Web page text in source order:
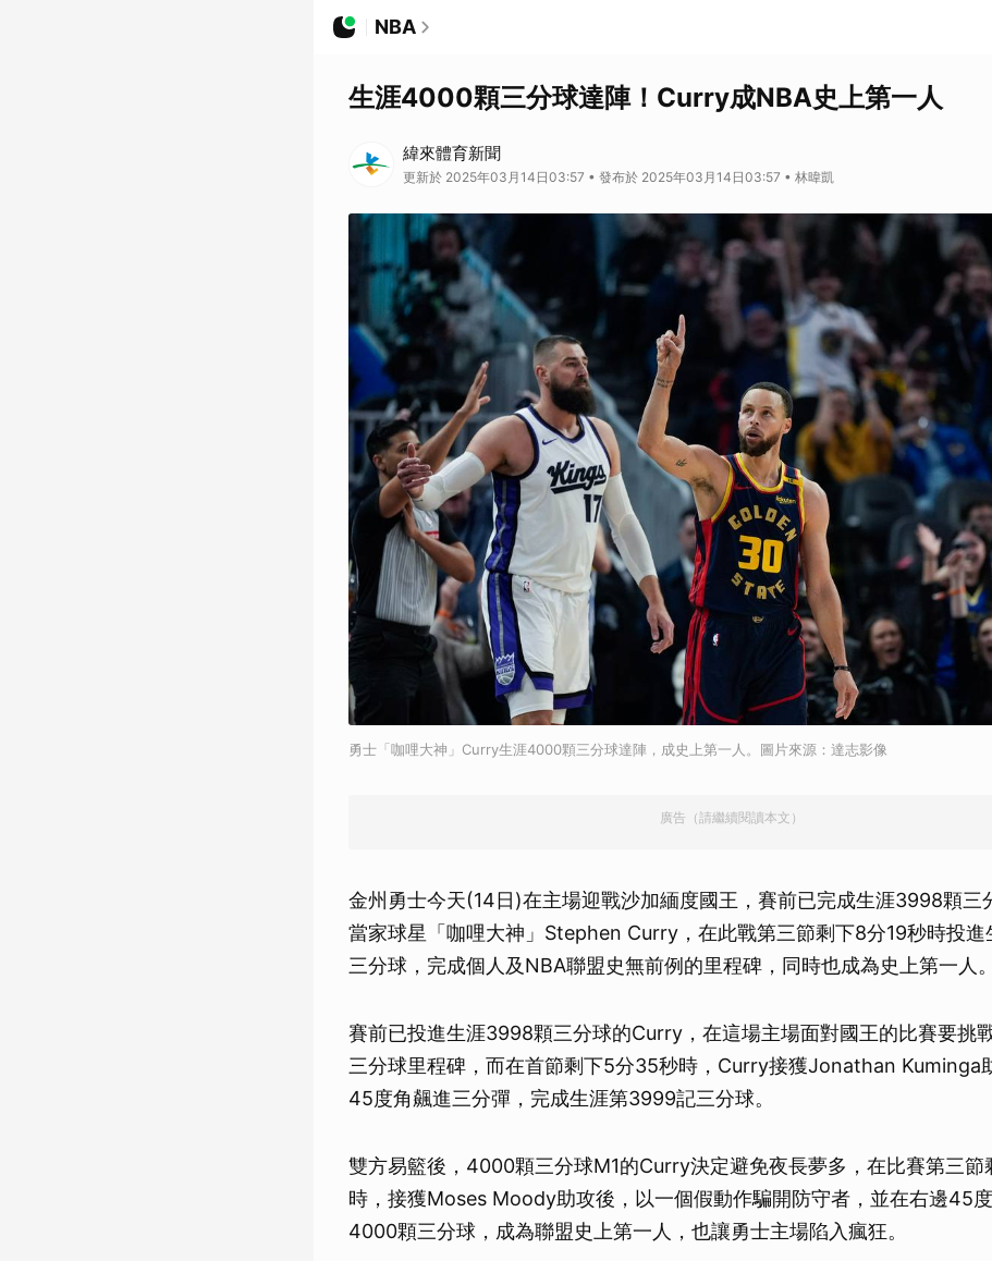
NBA
生涯4000顆三分球達陣！Curry成NBA史上第一人
緯來體育新聞
更新於 2025年03月14日03:57 • 發布於 2025年03月14日03:57 • 林暐凱
勇士「咖哩大神」Curry生涯4000顆三分球達陣，成史上第一人。圖片來源：達志影像
廣告（請繼續閱讀本文）
金州勇士今天(14日)在主場迎戰沙加緬度國王，賽前已完成生涯3998顆三
當家球星「咖哩大神」Stephen Curry，在此戰第三節剩下8分19秒時投
三分球，完成個人及NBA聯盟史無前例的里程碑，同時也成為史上第一人。
賽前已投進生涯3998顆三分球的Curry，在這場主場面對國王的比賽要挑
三分球里程碑，而在首節剩下5分35秒時，Curry接獲Jonathan Kuminga
45度角飆進三分彈，完成生涯第3999記三分球。
雙方易籃後，4000顆三分球M1的Curry決定避免夜長夢多，在比賽第三節
時，接獲Moses Moody助攻後，以一個假動作騙開防守者，並在右邊45
4000顆三分球，成為聯盟史上第一人，也讓勇士主場陷入瘋狂。